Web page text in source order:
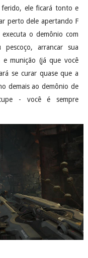
ele ficará tonto e
perto dele apertando F
o demônio com
arrancar sua
munição (já que você
se curar quase que a
demais ao demônio de
- você é sempre